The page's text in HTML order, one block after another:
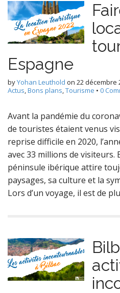
Espagne
byYohan Leuthold on 22 décembre
Actus,Bons plans,Tourisme • 0
Avant la pandémie du
de touristes étaient venus
reprise difficile en 2020,
avec 33 millions de visiteurs.
péninsule ibérique attire
paysages, sa culture et la
Lors d’un voyage, il est de